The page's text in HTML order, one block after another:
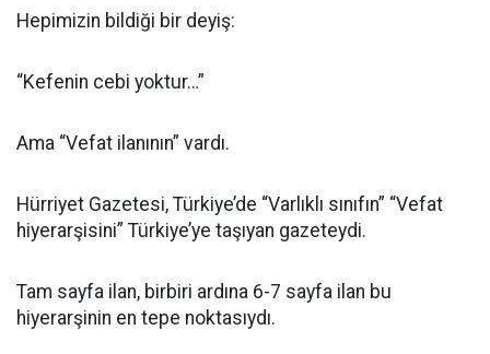
Hepimizin bildiği bir deyiş:
“Kefenin cebi yoktur…”
Ama “Vefat ilanının” vardı.
Hürriyet Gazetesi, Türkiye’de “Varlıklı sınıfın” “Vefat
hiyerarşisini” Türkiye’ye taşıyan gazeteydi.
Tam sayfa ilan, birbiri ardına 6-7 sayfa ilan bu
hiyerarşinin en tepe noktasıydı.